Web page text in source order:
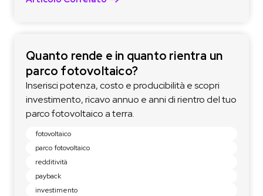
Quanto rende e in quanto rientra un
parco fotovoltaico?
Inserisci potenza, costo e producibilità e scopri
investimento, ricavo annuo e anni di rientro del tuo
parco fotovoltaico a terra.
fotovoltaico
parco fotovoltaico
redditività
payback
investimento